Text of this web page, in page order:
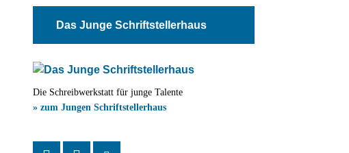
Das Junge Schriftstellerhaus
Die Schreibwerkstatt für junge Talente
» zum Jungen Schriftstellerhaus